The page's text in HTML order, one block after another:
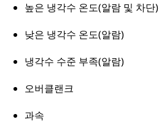
높은 냉각수 온도(알람 및 차단)
낮은 냉각수 온도(알람)
냉각수 수준 부족(알람)
오버클랜크
과속